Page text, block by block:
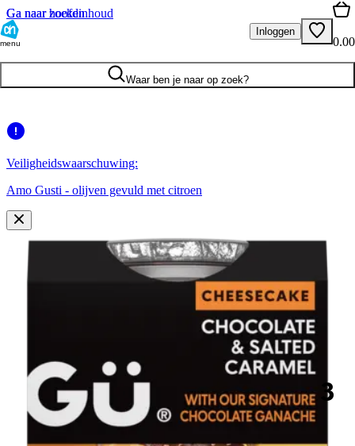
Ga naar hoofdinhoud
Ga naar zoeken
menu
Inloggen
0.00
Waar ben je naar op zoek?
Veiligheidswaarschuwing:
Amo Gusti - olijven gevuld met citroen
3